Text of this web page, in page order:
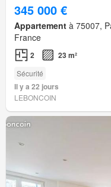
345 000 €
Appartement à 75007,
France
2 23 m²
Sécurité
Il y a 22 jours
LEBONCOIN